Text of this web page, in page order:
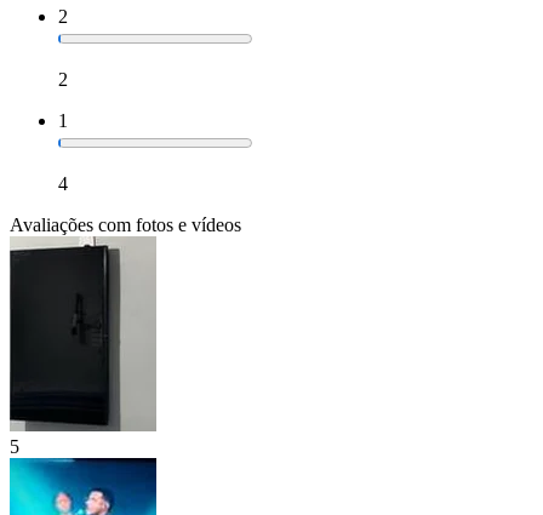
2
2
1
4
Avaliações com fotos e vídeos
5